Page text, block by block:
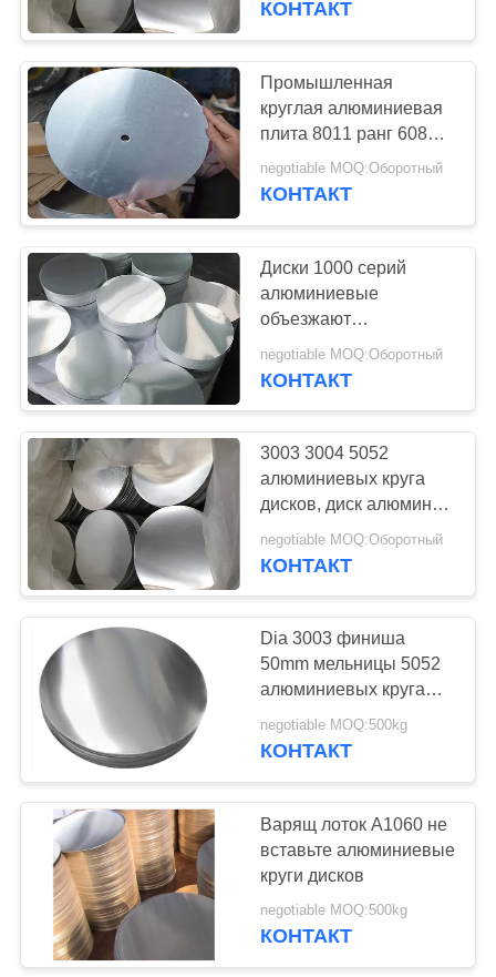
Катушка
легированной
стали
12
труба сплава
Адвокатское
сословие сплава
стальное
25
Покров из сплава
никеля
КОНТАКТ
Промышленная
круглая алюминиевая
плита 8011 ранг 6082
6083 5052 5754 6061
negotiable MOQ:Оборотный
КОНТАКТ
Диски 1000 серий
алюминиевые
объезжают
поверхностное
покрытие толщины
negotiable MOQ:Оборотный
КОНТАКТ
3003 3004 5052
алюминиевых круга
дисков, диск алюминия
6061 таможни 5754
negotiable MOQ:Оборотный
КОНТАКТ
Dia 3003 финиша
50mm мельницы 5052
алюминиевых круга
дисков
negotiable MOQ:500kg
КОНТАКТ
Варящ лоток A1060 не
вставьте алюминиевые
круги дисков
negotiable MOQ:500kg
КОНТАКТ